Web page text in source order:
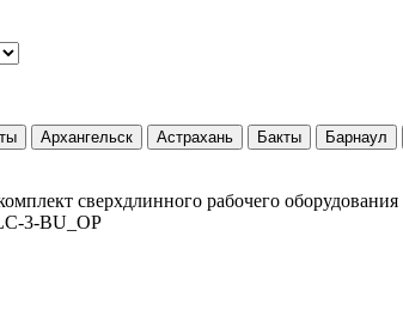
Архангельск Астрахань Бакты Барнаул
сверхдлинного рабочего
3-BU_OP